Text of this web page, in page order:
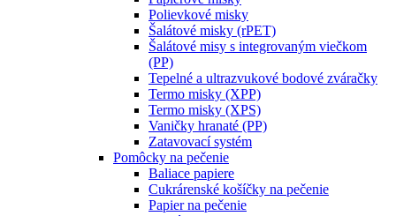
Polievkové misky
Šalátové misky (rPET)
Šalátové misy s integrovaným viečkom
(PP)
Tepelné a ultrazvukové bodové zváračky
Termo misky (XPP)
Termo misky (XPS)
Vaničky hranaté (PP)
Zatavovací systém
Pomôcky na pečenie
Baliace papiere
Cukrárenské košíčky na pečenie
Papier na pečenie